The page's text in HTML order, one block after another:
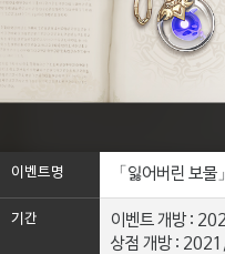
이벤트명 「잃어버린 보
기간
이벤트 개방 :
상점 개방 :